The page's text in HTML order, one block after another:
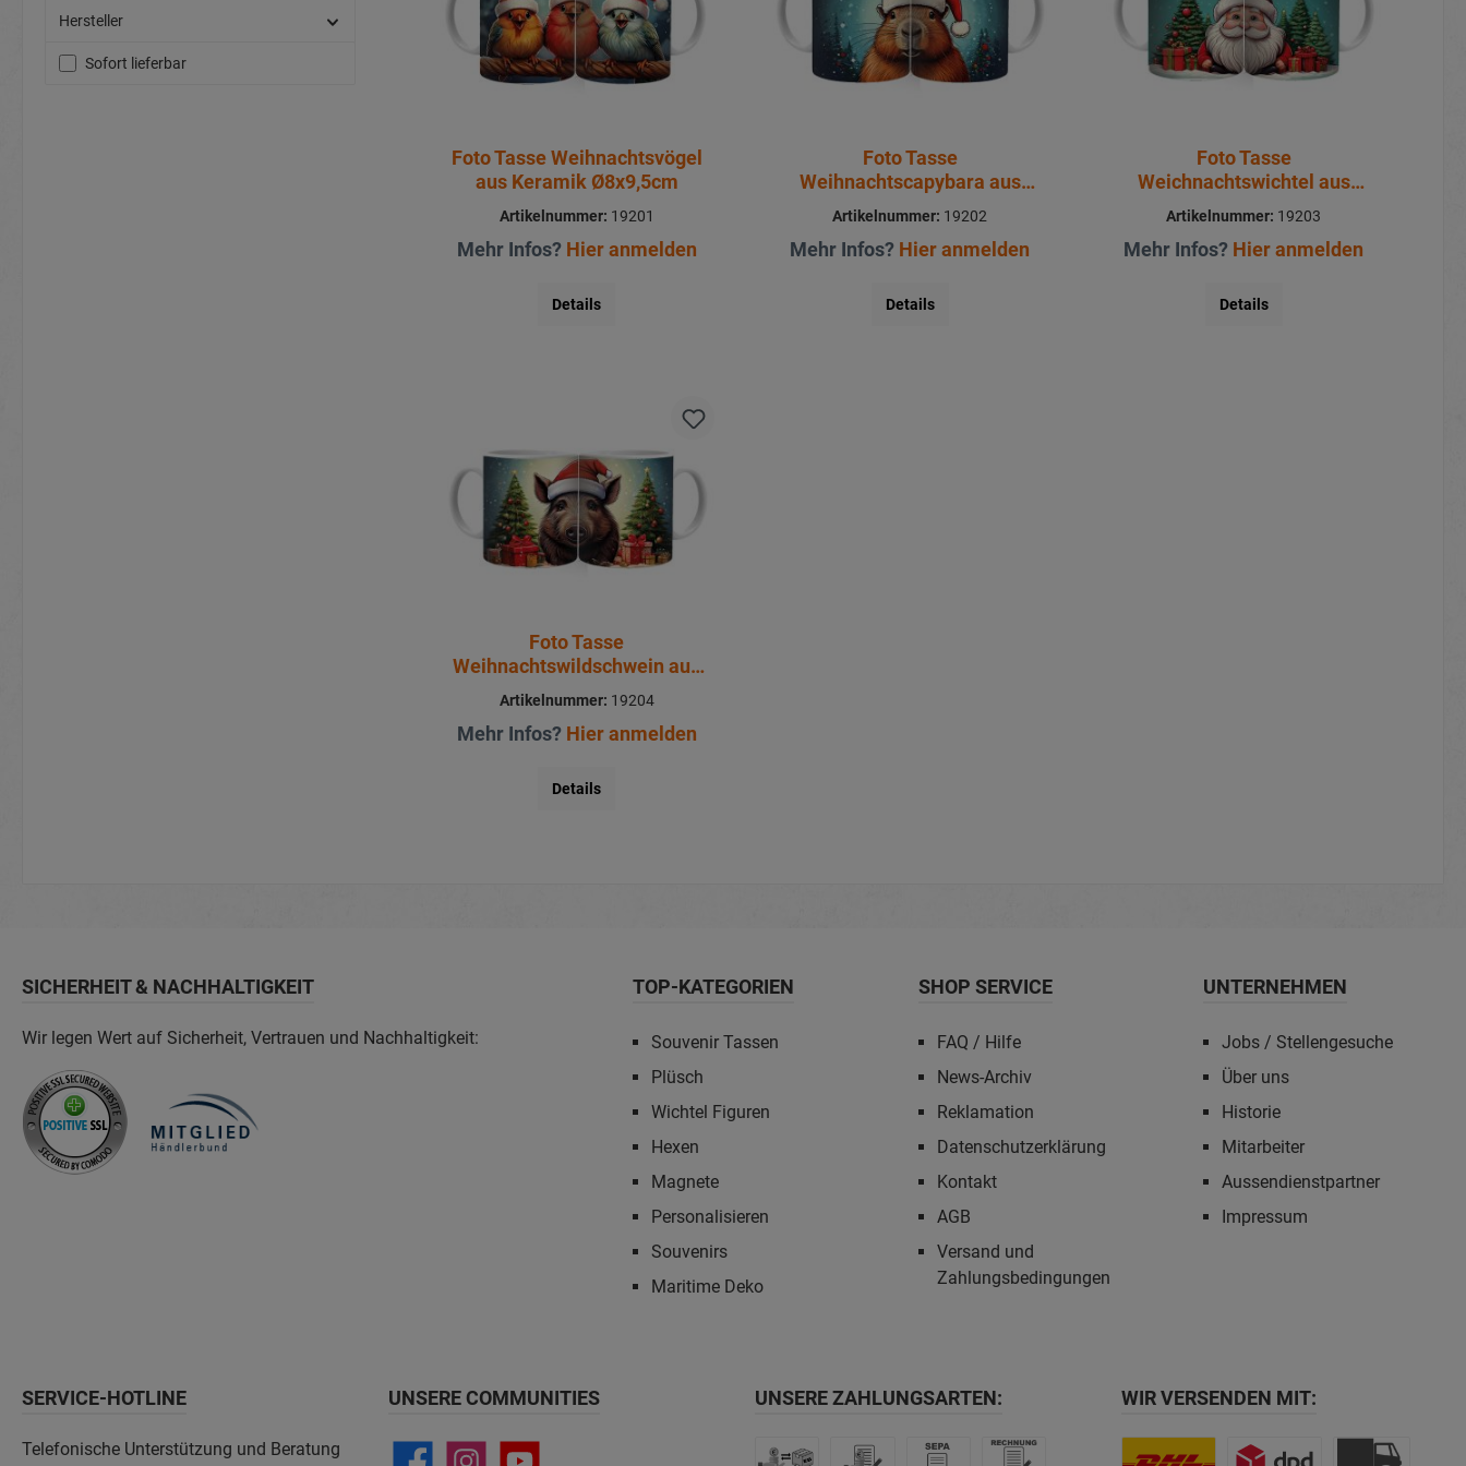
Hersteller
Sofort lieferbar
Foto Tasse Weihnachtsvögel
aus Keramik Ø8x9,5cm
Artikelnummer: 19201
Mehr Infos? Hier anmelden
Details
Foto Tasse
Weihnachtscapybara aus
Keramik Ø8x9,5cm
Artikelnummer: 19202
Mehr Infos? Hier anmelden
Details
Foto Tasse
Weichnachtswichtel aus
Keramik Ø8x9,5cm
Artikelnummer: 19203
Mehr Infos? Hier anmelden
Details
Foto Tasse
Weihnachtswildschwein aus
Keramik Ø8x9,5cm
Artikelnummer: 19204
Mehr Infos? Hier anmelden
Details
SICHERHEIT & NACHHALTIGKEIT
Wir legen Wert auf Sicherheit, Vertrauen und Nachhaltigkeit:
TOP-KATEGORIEN
Souvenir Tassen
Plüsch
Wichtel Figuren
Hexen
Magnete
Personalisieren
Souvenirs
Maritime Deko
SHOP SERVICE
FAQ / Hilfe
News-Archiv
Reklamation
Datenschutzerklärung
Kontakt
AGB
Versand und
Zahlungsbedingungen
UNTERNEHMEN
Jobs / Stellengesuche
Über uns
Historie
Mitarbeiter
Aussendienstpartner
Impressum
SERVICE-HOTLINE
Telefonische Unterstützung und Beratung
UNSERE COMMUNITIES UNSERE ZAHLUNGSARTEN: WIR VERSENDEN MIT: